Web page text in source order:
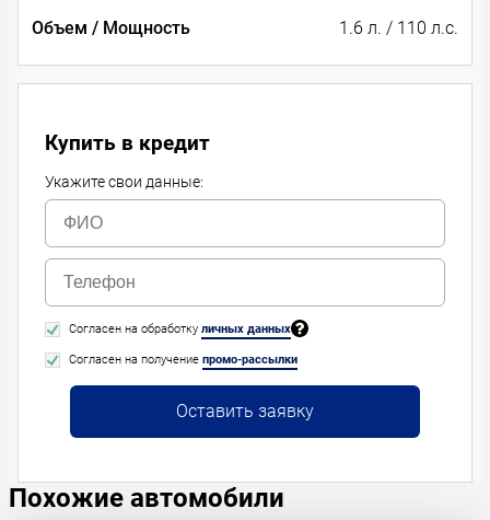
Объем / Мощность 1.6 л. / 110 л.с.
Купить в кредит
Укажите свои данные:
Согласен на обработку личных данных
Согласен на получение промо-рассылки
Оставить заявку
Похожие автомобили